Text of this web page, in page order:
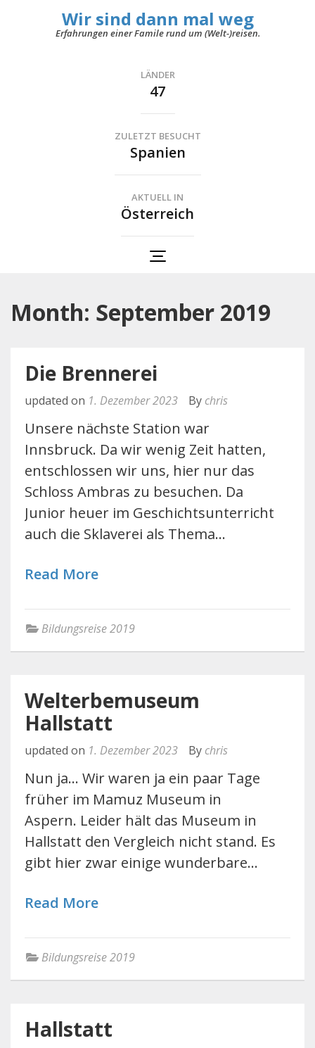
Wir sind dann mal weg
Erfahrungen einer Famile rund um (Welt-)reisen.
LÄNDER
47
ZULETZT BESUCHT
Spanien
AKTUELL IN
Österreich
Month: September 2019
Die Brennerei
updated on 1. Dezember 2023 By chris
Unsere nächste Station war
Innsbruck. Da wir wenig Zeit hatten,
entschlossen wir uns, hier nur das
Schloss Ambras zu besuchen. Da
Junior heuer im Geschichtsunterricht
auch die Sklaverei als Thema…
Read More
Bildungsreise 2019
Welterbemuseum
Hallstatt
updated on 1. Dezember 2023 By chris
Nun ja... Wir waren ja ein paar Tage
früher im Mamuz Museum in
Aspern. Leider hält das Museum in
Hallstatt den Vergleich nicht stand. Es
gibt hier zwar einige wunderbare…
Read More
Bildungsreise 2019
Hallstatt